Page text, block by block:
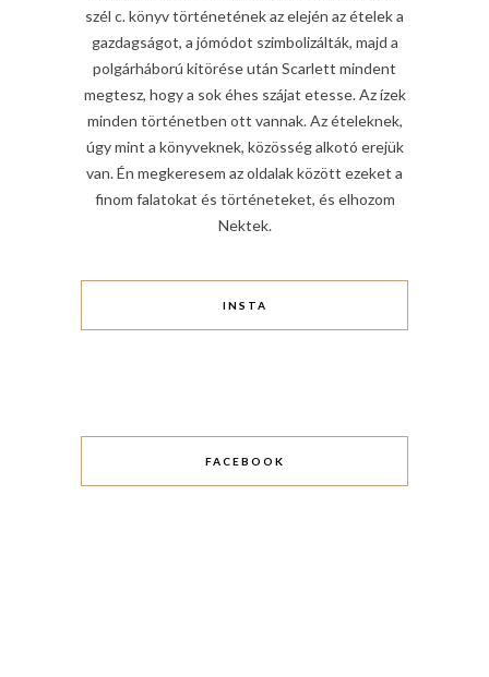
szél c. könyv történetének az elején az ételek a
gazdagságot, a jómódot szimbolizálták, majd a
polgárháború kitörése után Scarlett mindent
megtesz, hogy a sok éhes szájat etesse. Az ízek
minden történetben ott vannak. Az ételeknek,
úgy mint a könyveknek, közösség alkotó erejük
van. Én megkeresem az oldalak között ezeket a
finom falatokat és történeteket, és elhozom
Nektek.
INSTA
FACEBOOK